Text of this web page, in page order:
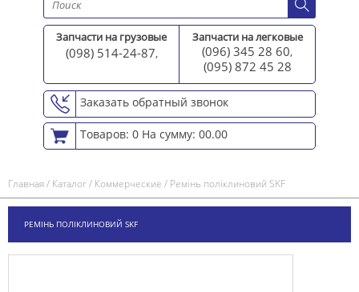
Запчасти на грузовые
(098) 514-24-87,
Запчасти на легковые
(096) 345 28 60,
(095) 872 45 28
Заказать обратный звонок
Товаров: 0 На сумму: 00.00
Главная/ Каталог/ Коммерческие / Ремінь поліклиновий SKF
РЕМІНЬ ПОЛІКЛИНОВИЙ SKF